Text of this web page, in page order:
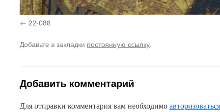
22-088
Добавьте в закладки постоянную ссылку.
Добавить комментарий
Для отправки комментария вам необходимоавторизоваться